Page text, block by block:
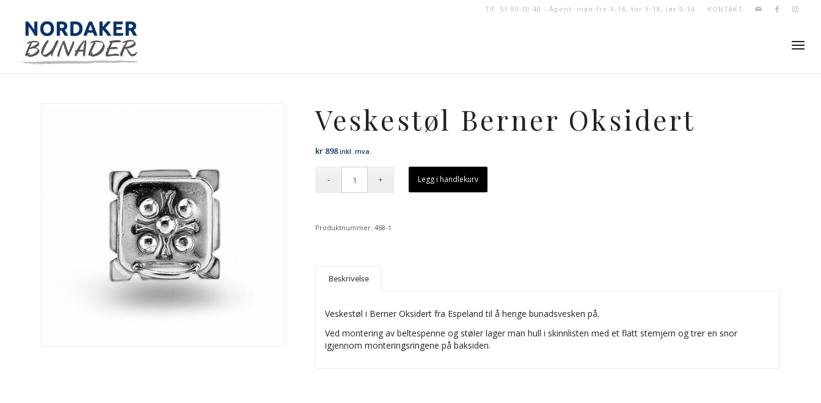
KONTAKT
Tlf. 51 89 70 40 - Åpent: man-fre 9-16, tor 9-18, lør 9-14
Veskestøl Berner Oksidert
kr 898 inkl. mva.
Legg i handlekurv
Produktnummer:468-1
Beskrivelse
Veskestøl i Berner Oksidert fra Espeland til å henge bunadsvesken på.
Ved montering av beltespenne og støler lager man hull i skinnlisten med et flatt stemjern og trer en snor
igjennom monteringsringene på baksiden.